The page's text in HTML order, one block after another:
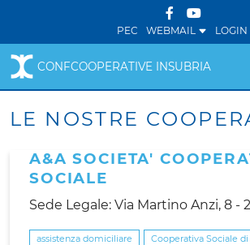
PEC WEBMAIL LOGIN
CONFCOOPERATIVE INSUBRIA
LE NOSTRE
A&A SOCIETA'
SOCIALE
Sede Legale: Via Martino Anzi, 8 -
assistenza domiciliare
Cooperativa Sociale